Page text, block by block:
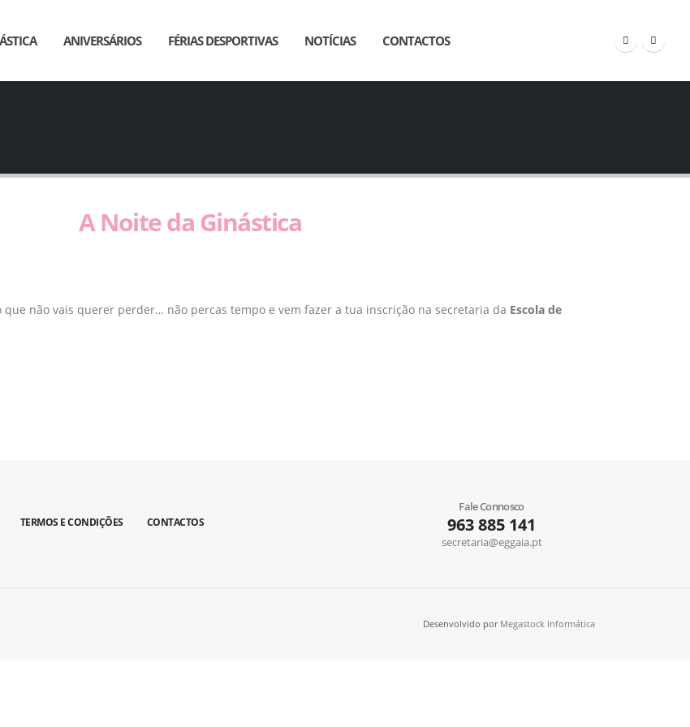
ANIVERSÁRIOS FÉRIAS DESPORTIVAS NOTÍCIAS CONTACTOS
A Noite da Ginástica
não vais querer perder… não percas tempo e vem fazer a tua inscrição na secretaria da Escola de
TERMOS E CONDIÇÕES CONTACTOS
Fale Connosco
963 885 141
secretaria@eggaia.pt
Desenvolvido por Megastock Informática